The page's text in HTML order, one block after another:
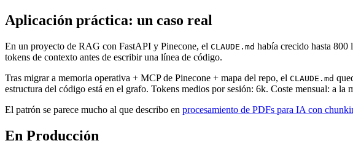
Aplicación práctica: un caso real
En un proyecto de RAG con FastAPI y Pinecone, el CLAUDE.md había crecido hasta 800
tokens de contexto antes de escribir una línea de código.
Tras migrar a memoria operativa + MCP de Pinecone + mapa del repo, el CLAUDE.md
estructura del código está en el grafo. Tokens medios por sesión: 6k. Coste mensual: a la
El patrón se parece mucho al que describo en procesamiento de PDFs para IA con
En Producción